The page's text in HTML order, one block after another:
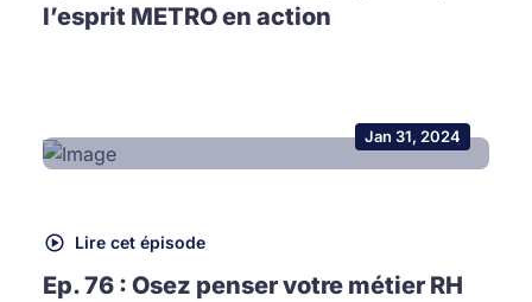
l’esprit METRO en action
Jan 31, 2024
Lire cet épisode
Ep. 76 : Osez penser votre métier RH